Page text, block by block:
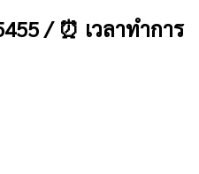
/ ⏰ เวลาทำการ